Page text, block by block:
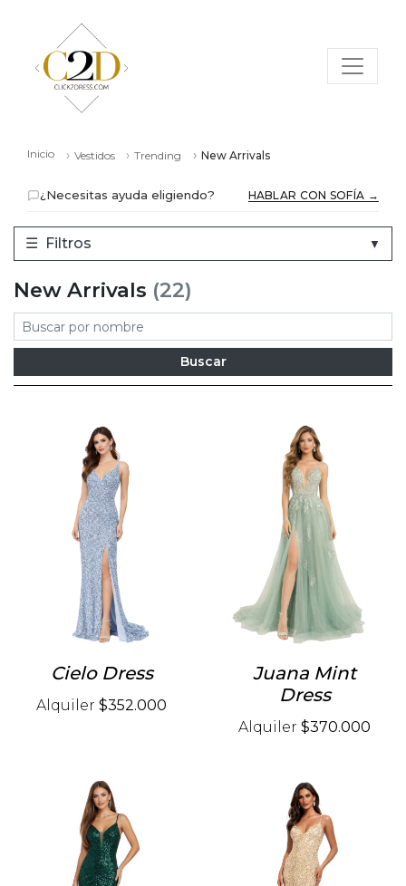
Inicio Vestidos Trending New Arrivals
¿Necesitas ayuda eligiendo? HABLAR CON SOFÍA →
☰ Filtros ▼
New Arrivals (22)
Cielo Dress
Alquiler $352.000
Juana Mint
Dress
Alquiler $370.000